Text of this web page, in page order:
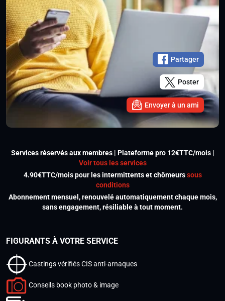
Partager
Poster
Envoyer à un ami
Services réservés aux membres | Plateforme pro 12€TTC/mois |
Voir tous les services
4.90€TTC/mois pour les intermittents et chômeurssous
conditions
Abonnement mensuel, renouvelé automatiquement chaque mois,
sans engagement, résiliable à tout moment.
FIGURANTS À VOTRE SERVICE
Castings vérifiés CIS anti-arnaques
Conseils book photo & image